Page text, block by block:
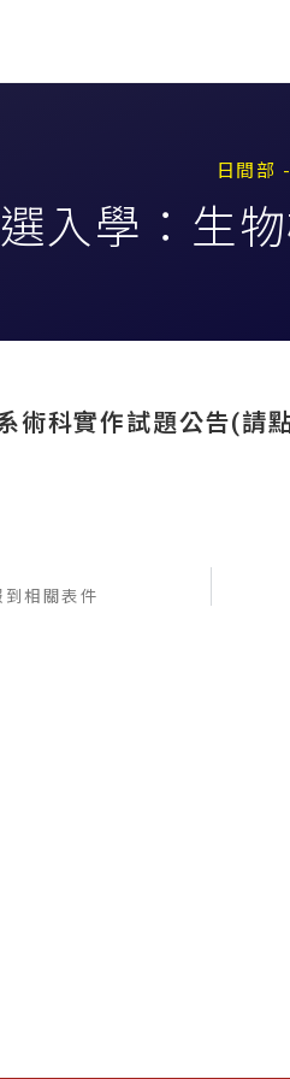
日間部
入學：生
術科實作試題公告(請
相關表件